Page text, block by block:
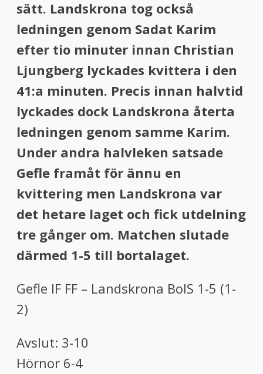
sätt. Landskrona tog också
ledningen genom Sadat Karim
efter tio minuter innan Christian
Ljungberg lyckades kvittera i den
41:a minuten. Precis innan halvtid
lyckades dock Landskrona återta
ledningen genom samme Karim.
Under andra halvleken satsade
Gefle framåt för ännu en
kvittering men Landskrona var
det hetare laget och fick utdelning
tre gånger om. Matchen slutade
därmed 1-5 till bortalaget.
Gefle IF FF – Landskrona BoIS 1-5 (1-
2)
Avslut: 3-10
Hörnor 6-4